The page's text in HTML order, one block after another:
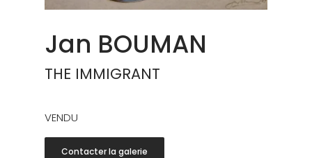
Jan BOUMAN
THE IMMIGRANT
VENDU
Contacter la galerie